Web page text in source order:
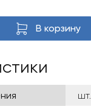
В корзину
шт.